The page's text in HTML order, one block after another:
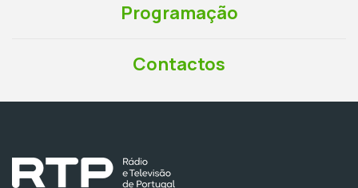
Programação
Contactos